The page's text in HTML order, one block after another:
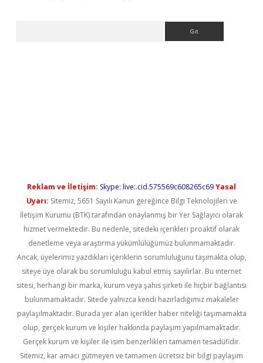
Reklam ve İletişim: Skype: live:.cid.575569c608265c69Yasal
Uyarı: Sitemiz, 5651 Sayılı Kanun gereğince Bilgi Teknolojileri ve
İletişim Kurumu (BTK) tarafından onaylanmış bir Yer Sağlayıcı olarak
hizmet vermektedir. Bu nedenle, sitedeki içerikleri proaktif olarak
denetleme veya araştırma yükümlülüğümüz bulunmamaktadır.
Ancak, üyelerimiz yazdıkları içeriklerin sorumluluğunu taşımakta olup,
siteye üye olarak bu sorumluluğu kabul etmiş sayılırlar. Bu internet
sitesi, herhangi bir marka, kurum veya şahıs şirketi ile hiçbir bağlantısı
bulunmamaktadır. Sitede yalnızca kendi hazırladığımız makaleler
paylaşılmaktadır. Burada yer alan içerikler haber niteliği taşımamakta
olup, gerçek kurum ve kişiler hakkında paylaşım yapılmamaktadır.
Gerçek kurum ve kişiler ile isim benzerlikleri tamamen tesadüfidir.
Sitemiz, kar amacı gütmeyen ve tamamen ücretsiz bir bilgi paylaşım